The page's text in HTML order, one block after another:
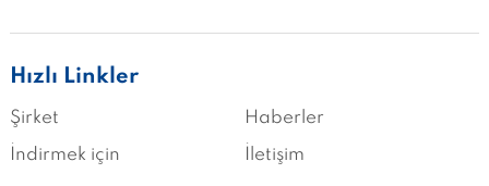
Hızlı Linkler
Şirket
Haberler
İndirmek için
İletişim